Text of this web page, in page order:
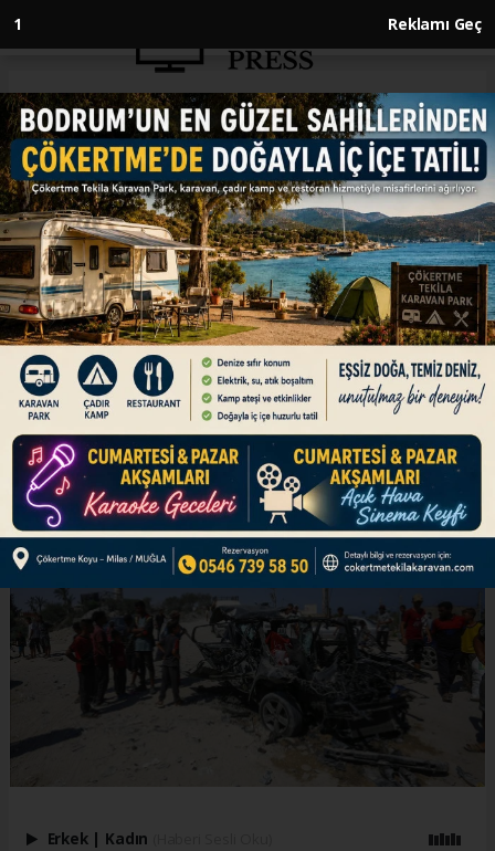
Anasayfa ENGLISH
Israel kills 54 more Gazans as
death toll surpasses 38,800
ENGLISH
18.07.2024 - 14:42, Güncelleme: 18.07.2024 - 14:42
At least 89,459 Palestinians injured in Israeli
onslaught since Oct. 7, 2023, Health Ministry
says
ABONE OL
Erkek | Kadın